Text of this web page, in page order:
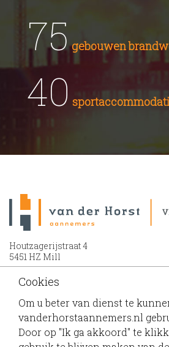
75 gebouwen
40
Houtzagerijstraat 4
5451 HZ Mill
0486 - 43 12 39
info@vanderhorstaannemers.nl
Cookies
Om u beter van dienst te
vanderhorstaannemers.nl
Door op "Ik ga akkoord" te